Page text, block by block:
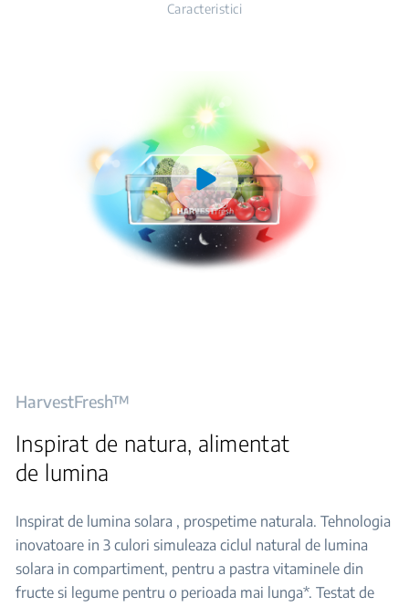
Caracteristici
HarvestFresh™
Inspirat de natura, alimentat
de lumina
Inspirat de lumina solara , prospetime naturala. Tehnologia
inovatoare in 3 culori simuleaza ciclul natural de lumina
solara in compartiment, pentru a pastra vitaminele din
fructe si legume pentru o perioada mai lunga*. Testat de